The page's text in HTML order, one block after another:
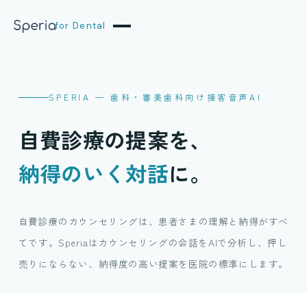
for Dental
SPERIA — 歯科・審美歯科向け接客音声AI
自費診療の提案を、
納得のいく対話に。
自費診療のカウンセリングは、患者さまの理解と納得がすべ
てです。Speriaはカウンセリングの会話をAIで分析し、押し
売りにならない、納得度の高い提案を医院の標準にします。